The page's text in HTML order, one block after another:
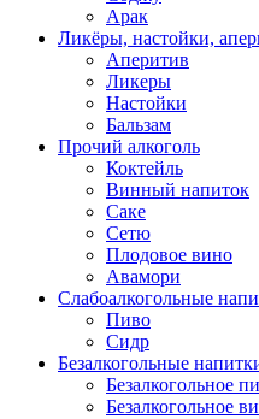
Арак
Ликёры, настойки,
Аперитив
Ликеры
Настойки
Бальзам
Прочий алкоголь
Коктейль
Винный напиток
Саке
Сетю
Плодовое вино
Авамори
Слабоалкогольные
Пиво
Сидр
Безалкогольные
Безалкогольное
Безалкогольное